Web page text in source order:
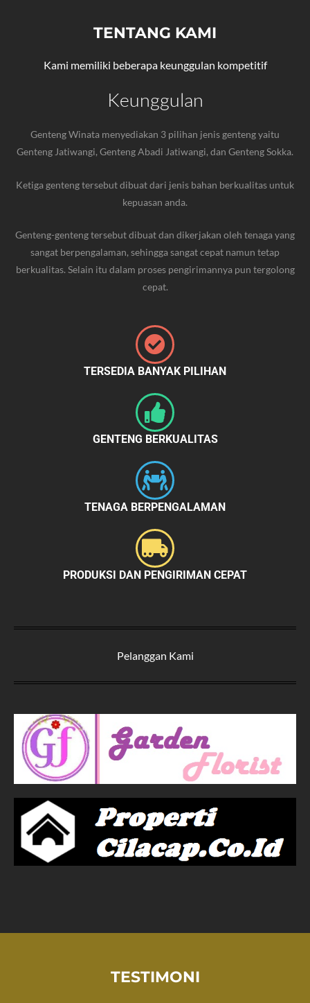
TENTANG KAMI
Kami memiliki beberapa keunggulan kompetitif
Keunggulan
Genteng Winata menyediakan 3 pilihan jenis genteng yaitu
Genteng Jatiwangi, Genteng Abadi Jatiwangi, dan Genteng Sokka.
Ketiga genteng tersebut dibuat dari jenis bahan berkualitas untuk
kepuasan anda.
Genteng-genteng tersebut dibuat dan dikerjakan oleh tenaga yang
sangat berpengalaman, sehingga sangat cepat namun tetap
berkualitas. Selain itu dalam proses pengirimannya pun tergolong
cepat.
TERSEDIA BANYAK PILIHAN
GENTENG BERKUALITAS
TENAGA BERPENGALAMAN
PRODUKSI DAN PENGIRIMAN CEPAT
Pelanggan Kami
TESTIMONI